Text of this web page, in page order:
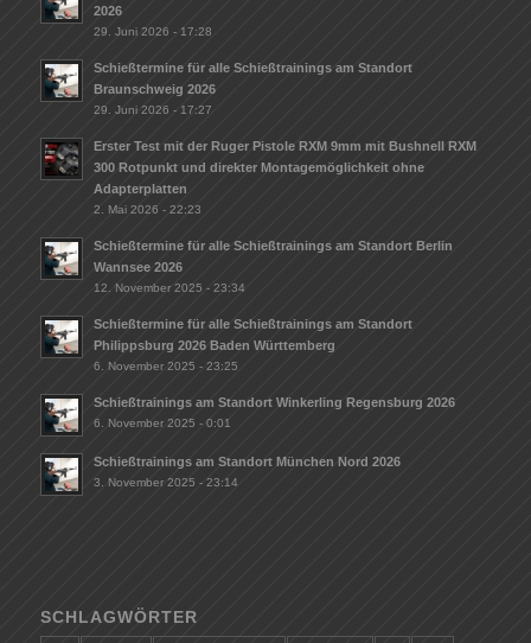
2026
29. Juni 2026 - 17:28
Schießtermine für alle Schießtrainings am Standort
Braunschweig 2026
29. Juni 2026 - 17:27
Erster Test mit der Ruger Pistole RXM 9mm mit Bushnell RXM
300 Rotpunkt und direkter Montagemöglichkeit ohne
Adapterplatten
2. Mai 2026 - 22:23
Schießtermine für alle Schießtrainings am Standort Berlin
Wannsee 2026
12. November 2025 - 23:34
Schießtermine für alle Schießtrainings am Standort
Philippsburg 2026 Baden Württemberg
6. November 2025 - 23:25
Schießtrainings am Standort Winkerling Regensburg 2026
6. November 2025 - 0:01
Schießtrainings am Standort München Nord 2026
3. November 2025 - 23:14
SCHLAGWÖRTER